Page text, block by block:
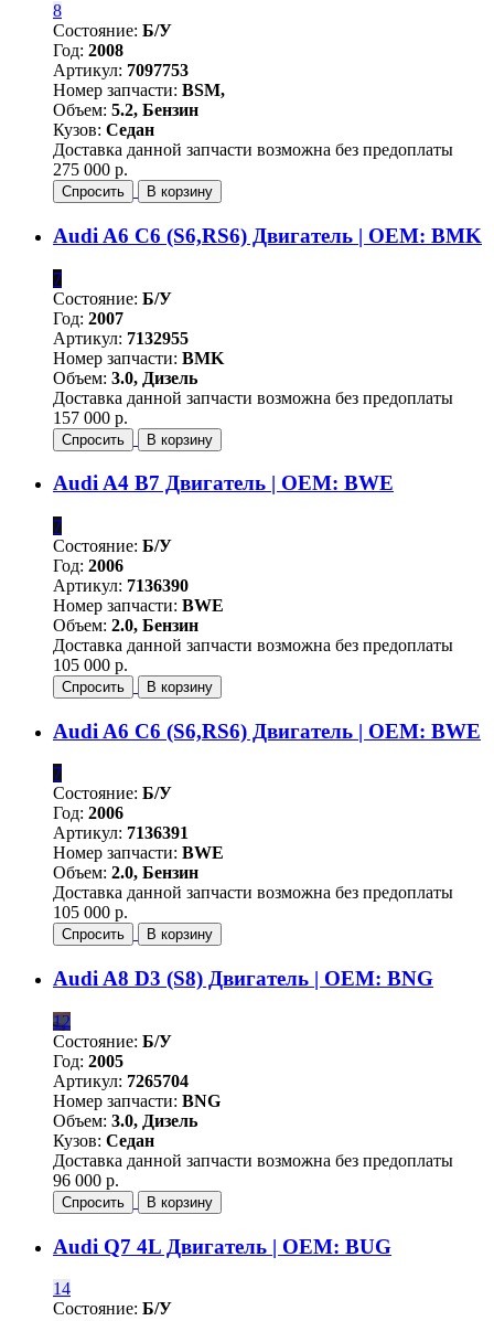
8
Состояние: Б/У
Год: 2008
Артикул: 7097753
Номер запчасти: BSM,
Объем: 5.2, Бензин
Кузов: Седан
Доставка данной запчасти возможна без предоплаты
275 000 р.
Спросить В корзину
Audi A6 C6 (S6,RS6) Двигатель | OEM: BMK
7
Состояние: Б/У
Год: 2007
Артикул: 7132955
Номер запчасти: BMK
Объем: 3.0, Дизель
Доставка данной запчасти возможна без предоплаты
157 000 р.
Спросить В корзину
Audi A4 B7 Двигатель | OEM: BWE
7
Состояние: Б/У
Год: 2006
Артикул: 7136390
Номер запчасти: BWE
Объем: 2.0, Бензин
Доставка данной запчасти возможна без предоплаты
105 000 р.
Спросить В корзину
Audi A6 C6 (S6,RS6) Двигатель | OEM: BWE
7
Состояние: Б/У
Год: 2006
Артикул: 7136391
Номер запчасти: BWE
Объем: 2.0, Бензин
Доставка данной запчасти возможна без предоплаты
105 000 р.
Спросить В корзину
Audi A8 D3 (S8) Двигатель | OEM: BNG
12
Состояние: Б/У
Год: 2005
Артикул: 7265704
Номер запчасти: BNG
Объем: 3.0, Дизель
Кузов: Седан
Доставка данной запчасти возможна без предоплаты
96 000 р.
Спросить В корзину
Audi Q7 4L Двигатель | OEM: BUG
14
Состояние: Б/У